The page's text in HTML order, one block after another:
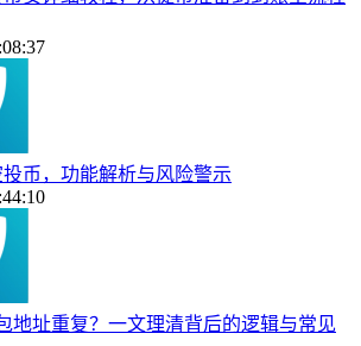
投币，功能解析与风险警示
地址重复？一文理清背后的逻辑与常见